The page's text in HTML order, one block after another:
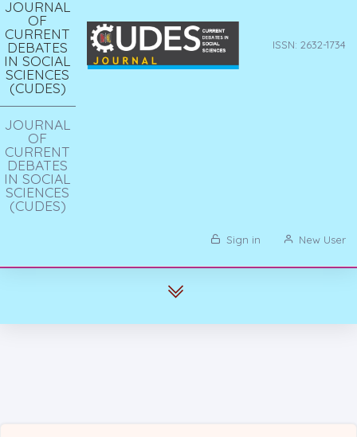
ISSN: 2632-1734
JOURNAL
OF
CURRENT
DEBATES
IN SOCIAL
SCIENCES
(CUDES)
JOURNAL
OF
CURRENT
DEBATES
IN SOCIAL
SCIENCES
(CUDES)
Sign in New User